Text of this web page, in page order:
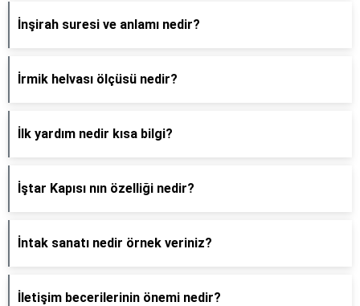
İnşirah suresi ve anlamı nedir?
İrmik helvası ölçüsü nedir?
İlk yardım nedir kısa bilgi?
İştar Kapısı nın özelliği nedir?
İntak sanatı nedir örnek veriniz?
İletişim becerilerinin önemi nedir?